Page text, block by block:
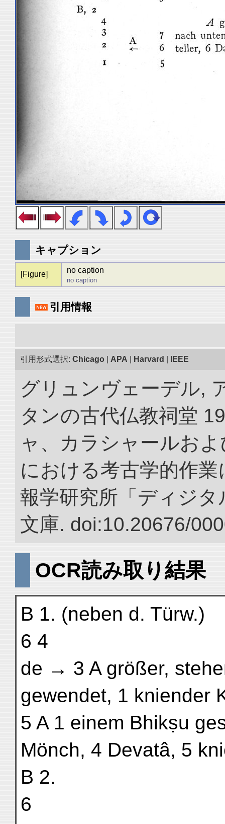
キャプション
[Figure] no caption
no caption
引用情報
引用形式選択: Chicago APA Harvard IEEE
グリュンヴェーデル,
タンの古代仏教祠堂
ャ、カラシャールお
における考古学的作
報学研究所「ディジ
文庫. doi:10.20676/
OCR読み取り結果
B 1. (neben d. Türw.)
6 4
de → 3 A größer,
gewendet, 1 kniender
5 A 1 einem Bhikṣu
Mönch, 4 Devatâ, 5
B 2.
6